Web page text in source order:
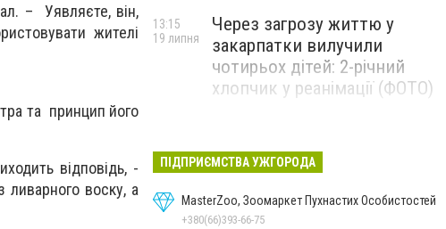
– Уявляєте, він,
жителі
та принцип його
відповідь, -
воску, а
Через загрозу життю у
закарпатки вилучили
чотирьох дітей: 2-річний
хлопчик у реанімації (ФОТО)
13:15
19 липня
полеглим захисником
Артемом Ромчаком
19 липня
ПІДПРИЄМСТВА УЖГОРОДА
MasterZoo, Зоомаркет Пухнастих Особистостей
+380(66)393-66-75